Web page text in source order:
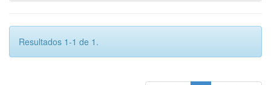
Resultados 1-1 de 1.